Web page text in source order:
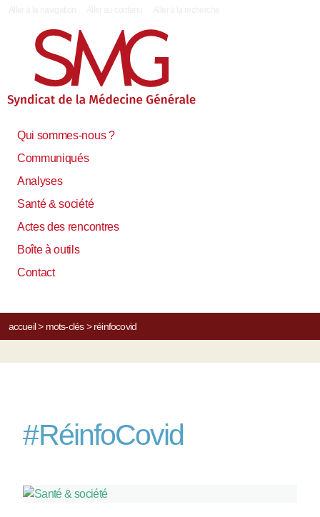
Qui sommes-nous ?
Communiqués
Analyses
Santé & société
Actes des rencontres
Boîte à outils
Contact
accueil> mots-clés> réinfocovid
#RéinfoCovid